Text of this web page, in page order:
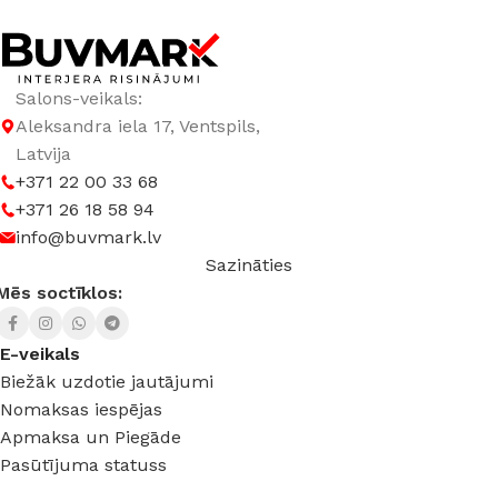
Salons-veikals:
Aleksandra iela 17, Ventspils,
Latvija
+371 22 00 33 68
+371 26 18 58 94
info@buvmark.lv
Sazināties
soctīklos:
E-veikals
Biežāk uzdotie jautājumi
Nomaksas iespējas
Apmaksa un Piegāde
Pasūtījuma statuss